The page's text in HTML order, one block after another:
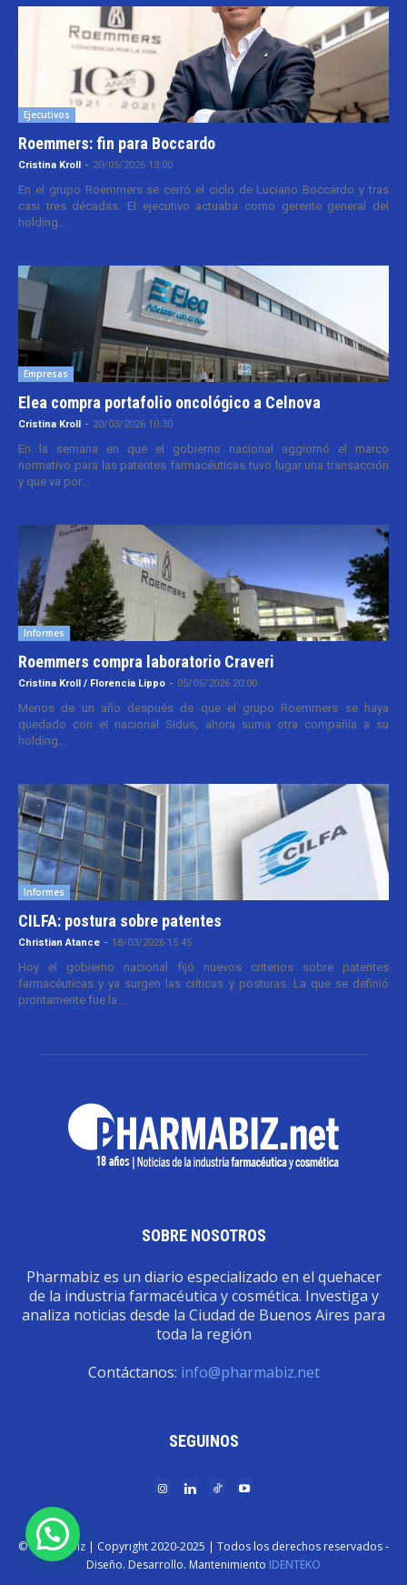
Ejecutivos
Roemmers: fin para Boccardo
Cristina Kroll - 20/05/2026 13:00
En el grupo Roemmers se cerró el ciclo de Luciano Boccardo y tras
casi tres décadas. El ejecutivo actuaba como gerente general del
holding...
Empresas
Elea compra portafolio oncológico a Celnova
Cristina Kroll - 20/03/2026 10:30
En la semana en que el gobierno nacional aggiornó el marco
normativo para las patentes farmacéuticas tuvo lugar una transacción
y que va por...
Informes
Roemmers compra laboratorio Craveri
Cristina Kroll / Florencia Lippo - 05/05/2026 20:00
Menos de un año después de que el grupo Roemmers se haya
quedado con el nacional Sidus, ahora suma otra compañía a su
holding....
Informes
CILFA: postura sobre patentes
Christian Atance - 18/03/2026 15:45
Hoy el gobierno nacional fijó nuevos criterios sobre patentes
farmacéuticas y ya surgen las críticas y posturas. La que se definió
prontamente fue la...
SOBRE NOSOTROS
Pharmabiz es un diario especializado en el quehacer
de la industria farmacéutica y cosmética. Investiga y
analiza noticias desde la Ciudad de Buenos Aires para
toda la región
Contáctanos: info@pharmabiz.net
SEGUINOS
© Pharmabiz | Copyrıght 2020-2025 | Todos los derechos reservados -
Diseño. Desarrollo. Mantenimiento IDENTËKO